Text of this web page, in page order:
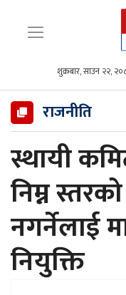
शुक्रबार, साउन २२,
राजनीति
स्थायी
निम्न
नगर्नेलाई
नियुक्ति